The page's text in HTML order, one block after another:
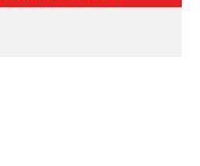
und Bio-Erdgas als